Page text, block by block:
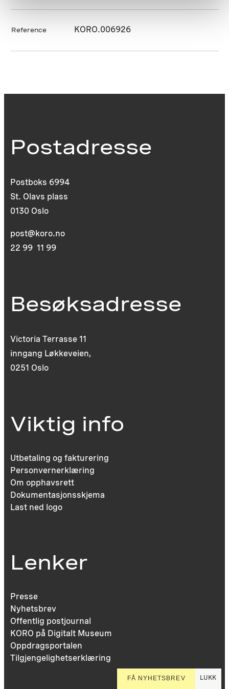
Reference KORO.006926
Postadresse
Postboks 6994
St. Olavs plass
0130 Oslo
post@koro.no
22 99 11 99
Besøksadresse
Victoria Terrasse 11
inngang Løkkeveien,
0251 Oslo
Viktig info
Utbetaling og fakturering
Personvernerklæring
Om opphavsrett
Dokumentasjonsskjema
Last ned logo
Lenker
Presse
Nyhetsbrev
Offentlig postjournal
KORO på Digitalt Museum
Oppdragsportalen
Tilgjengelighetserklæring
FÅ NYHETSBREV LUKK